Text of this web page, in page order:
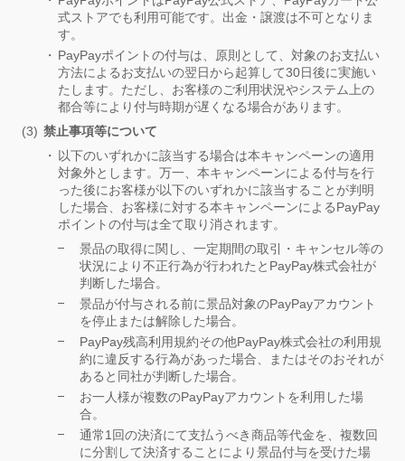
式ストアでも利用可能です。出金・譲渡は不可となりま
す。
PayPayポイントの付与は、原則として、対象のお支払い
方法によるお支払いの翌日から起算して30日後に実施い
たします。ただし、お客様のご利用状況やシステム上の
都合等により付与時期が遅くなる場合があります。
禁止事項等について
以下のいずれかに該当する場合は本キャンペーンの適用
対象外とします。万一、本キャンペーンによる付与を行
った後にお客様が以下のいずれかに該当することが判明
した場合、お客様に対する本キャンペーンによるPayPay
ポイントの付与は全て取り消されます。
景品の取得に関し、一定期間の取引・キャンセル等の
状況により不正行為が行われたとPayPay株式会社が
判断した場合。
景品が付与される前に景品対象のPayPayアカウント
を停止または解除した場合。
PayPay残高利用規約その他PayPay株式会社の利用規
約に違反する行為があった場合、またはそのおそれが
あると同社が判断した場合。
お一人様が複数のPayPayアカウントを利用した場
合。
通常1回の決済にて支払うべき商品等代金を、複数回
に分割して決済することにより景品付与を受けた場